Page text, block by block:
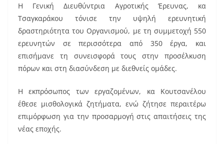
Η Γενική Διευθύντρια Αγροτικής Έρευνας, κα
Τσαγκαράκου τόνισε την υψηλή ερευνητική
δραστηριότητα του Οργανισμού, με τη συμμετοχή 550
ερευνητών σε περισσότερα από 350 έργα, και
επισήμανε τη συνεισφορά τους στην προσέλκυση
πόρων και στη διασύνδεση με διεθνείς ομάδες.
Η εκπρόσωπος των εργαζομένων, κα Κουτσανέλου
έθεσε μισθολογικά ζητήματα, ενώ ζήτησε περαιτέρω
επιμόρφωση για την προσαρμογή στις απαιτήσεις της
νέας εποχής.